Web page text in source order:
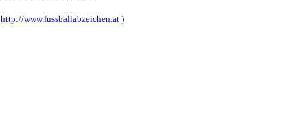
http://www.fussballabzeichen.at )